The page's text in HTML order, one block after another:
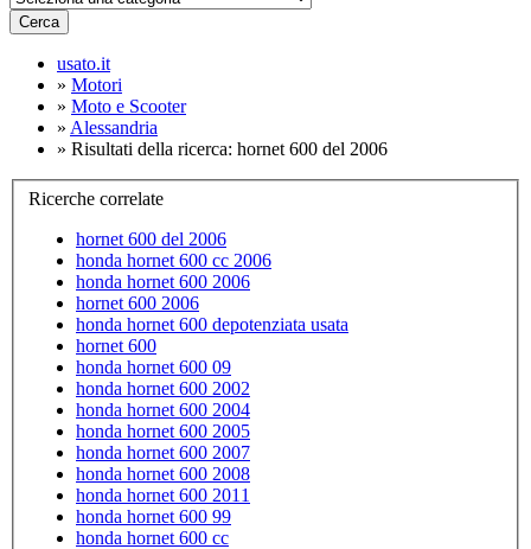
Cerca
usato.it
» Motori
» Moto e Scooter
» Alessandria
» Risultati della ricerca: hornet 600 del 2006
Ricerche correlate
hornet 600 del 2006
honda hornet 600 cc 2006
honda hornet 600 2006
hornet 600 2006
honda hornet 600 depotenziata usata
hornet 600
honda hornet 600 09
honda hornet 600 2002
honda hornet 600 2004
honda hornet 600 2005
honda hornet 600 2007
honda hornet 600 2008
honda hornet 600 2011
honda hornet 600 99
honda hornet 600 cc